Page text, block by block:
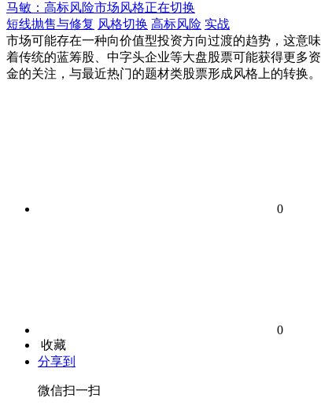
马敏：高标风险市场风格正在切换
短线抛售与修复 风格切换 高标风险 实战
市场可能存在一种向价值型投资方向过渡的趋势，这意味
着传统的蓝筹股、中字头企业等大盘股票可能获得更多资
金的关注，与最近热门的题材类股票形成风格上的转换。
0
0
收藏
分享到
微信扫一扫